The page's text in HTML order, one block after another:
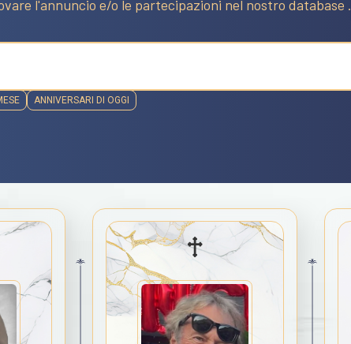
l'annuncio e/o le partecipazioni nel nostro database .
ANNIVERSARI DI OGGI